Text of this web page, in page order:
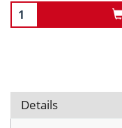
Details